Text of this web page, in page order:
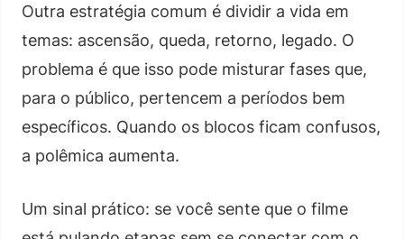
Outra estratégia comum é dividir a vida em
temas: ascensão, queda, retorno, legado. O
problema é que isso pode misturar fases que,
para o público, pertencem a períodos bem
específicos. Quando os blocos ficam confusos,
a polêmica aumenta.
Um sinal prático: se você sente que o filme